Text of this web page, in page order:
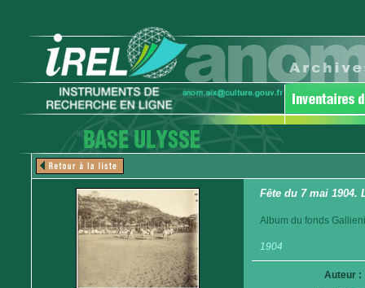
Fête du 7 mai 1904.
Album du fonds
1904
Auteur :